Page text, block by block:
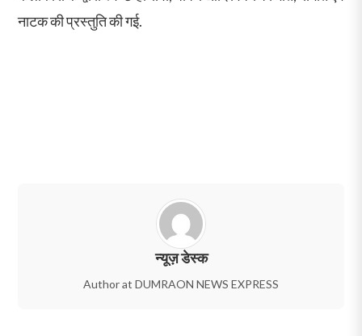
नाटक की प्रस्तुति की गई.
न्यूज़ डेस्क
Author at DUMRAON NEWS EXPRESS